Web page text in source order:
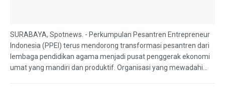
SURABAYA, Spotnews. - Perkumpulan Pesantren Entrepreneur
Indonesia (PPEI) terus mendorong transformasi pesantren dari
lembaga pendidikan agama menjadi pusat penggerak ekonomi
umat yang mandiri dan produktif. Organisasi yang mewadahi...